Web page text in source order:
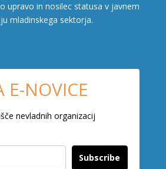
upravo in nosilec statusa v javnem
mladinskega sektorja.
E-NOVICE
nevladnih organizacij
Subscribe